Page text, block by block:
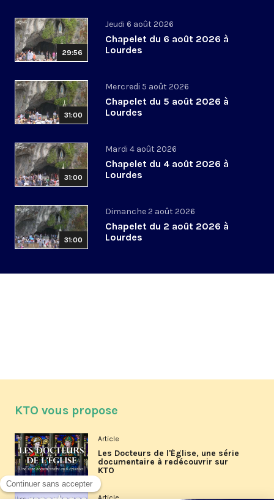
29:56
Jeudi 6 août 2026
Chapelet du 6 août 2026 à
Lourdes
31:00
Mercredi 5 août 2026
Chapelet du 5 août 2026 à
Lourdes
31:00
Mardi 4 août 2026
Chapelet du 4 août 2026 à
Lourdes
31:00
Dimanche 2 août 2026
Chapelet du 2 août 2026 à
Lourdes
KTO vous propose
Article
Les Docteurs de l'Église, une série
documentaire à redécouvrir sur
KTO
Article